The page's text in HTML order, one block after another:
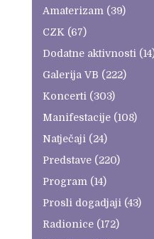
Amaterizam (39)
CZK (67)
Dodatne aktivnosti
Galerija VB (222)
Koncerti (303)
Manifestacije(108)
Natječaji (24)
Predstave(220)
Program (14)
Prosli dogadjaji (43)
Radionice(172)